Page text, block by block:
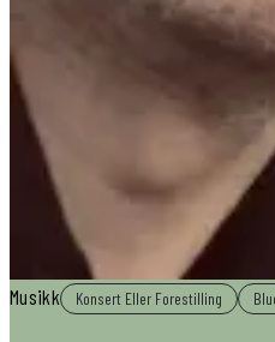
Musikk Konsert Eller Forestilling